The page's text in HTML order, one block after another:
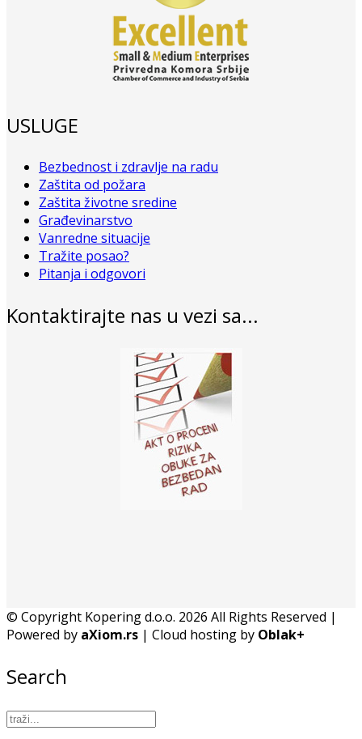
USLUGE
Bezbednost i zdravlje na radu
Zaštita od požara
Zaštita životne sredine
Građevinarstvo
Vanredne situacije
Tražite posao?
Pitanja i odgovori
Kontaktirajte nas u vezi sa...
© Copyright Kopering d.o.o. 2026 All Rights Reserved |
Powered by aXiom.rs | Cloud hosting by Oblak+
Search